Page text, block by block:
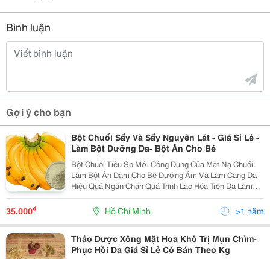
Bình luận
Gợi ý cho bạn
Bột Chuối Sấy Và Sấy Nguyên Lát - Giá Sỉ Lẻ -
Làm Bột Dưỡng Da- Bột Ăn Cho Bé
Bột Chuối Tiêu Sp Mới Công Dụng Của Mặt Nạ Chuối:
Làm Bột Ăn Dặm Cho Bé Dưỡng Ẩm Và Làm Căng Da
Hiệu Quả Ngăn Chặn Quá Trình Lão Hóa Trên Da Làm
Mềm Và Dưỡng Da Bàn Chân Giảm Thâm Và Sưng
Vùng Mắt Trị Mụn Đầu Đen Làm Mềm Và Mượt Tóc
Trung Tính
35.000₫ Hồ Chí Minh >1 năm
Thảo Dược Xông Mặt Hoa Khô Trị Mụn Chìm-
Phục Hồi Da Giá Sỉ Lẻ Có Bán Theo Kg